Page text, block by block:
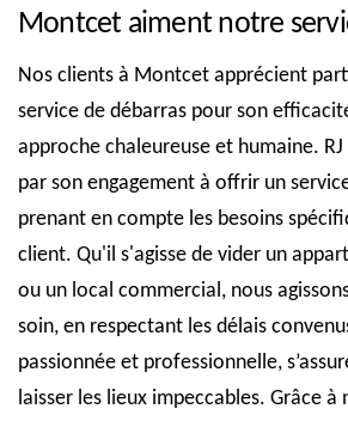
Montcet aiment notre
Nos clients à Montcet apprécient
service de débarras pour son
approche chaleureuse et humaine.
par son engagement à offrir un
prenant en compte les besoins
client. Qu'il s'agisse de vider un
ou un local commercial, nous
soin, en respectant les délais
passionnée et professionnelle,
laisser les lieux impeccables. Grâce